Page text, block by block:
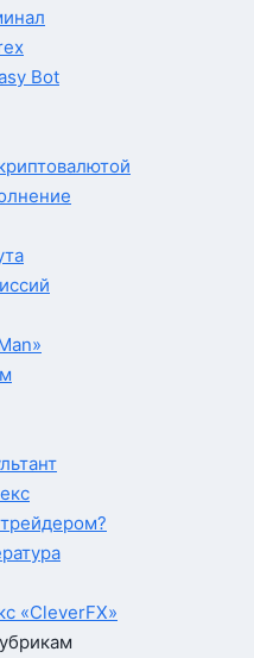
Bot
«CleverFX»